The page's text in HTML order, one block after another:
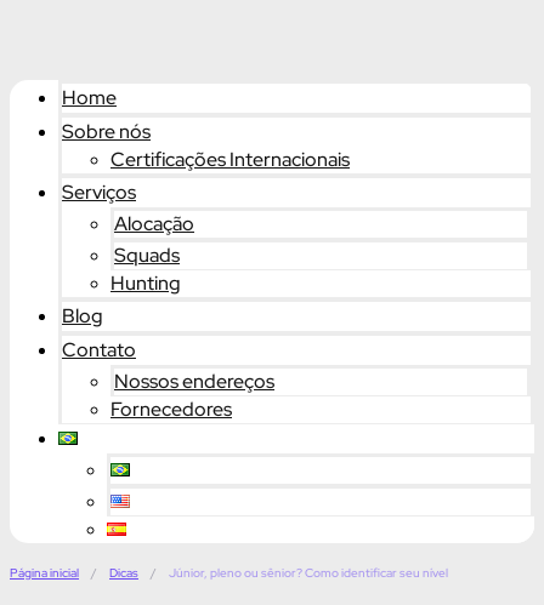
Home
Sobre nós
Certificações Internacionais
Serviços
Alocação
Squads
Hunting
Blog
Contato
Nossos endereços
Fornecedores
Página inicial / Dicas / Júnior, pleno ou sênior? Como identificar seu nível